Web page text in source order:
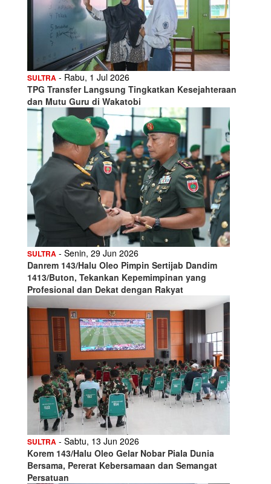
SULTRA - Rabu, 1 Jul 2026
TPG Transfer Langsung Tingkatkan Kesejahteraan
dan Mutu Guru di Wakatobi
SULTRA - Senin, 29 Jun 2026
Danrem 143/Halu Oleo Pimpin Sertijab Dandim
1413/Buton, Tekankan Kepemimpinan yang
Profesional dan Dekat dengan Rakyat
SULTRA - Sabtu, 13 Jun 2026
Korem 143/Halu Oleo Gelar Nobar Piala Dunia
Bersama, Pererat Kebersamaan dan Semangat
Persatuan